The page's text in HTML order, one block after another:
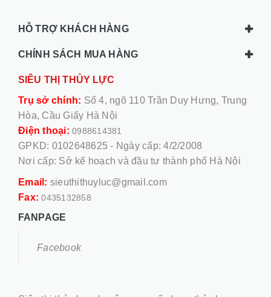
HỖ TRỢ KHÁCH HÀNG
CHÍNH SÁCH MUA HÀNG
SIÊU THỊ THỦY LỰC
Trụ sở chính: Số 4, ngõ 110 Trần Duy Hưng, Trung
Hòa, Cầu Giấy Hà Nội
Điện thoại: 0988614381
GPKD: 0102648625 - Ngày cấp: 4/2/2008
Nơi cấp: Sở kế hoạch và đầu tư thành phố Hà Nội
Email: sieuthithuyluc@gmail.com
Fax:0435132858
FANPAGE
Facebook